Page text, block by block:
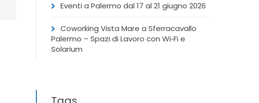
Eventi a Palermo dal 17 al 21 giugno 2026
Coworking Vista Mare a Sferracavallo
Palermo – Spazi di Lavoro con Wi‑Fi e
Solarium